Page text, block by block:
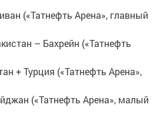
(«Татнефть Арена», главный
– Бахрейн («Татнефть
+ Турция («Татнефть Арена»,
(«Татнефть Арена», малый